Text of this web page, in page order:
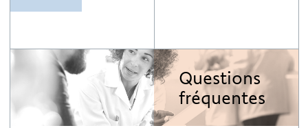
Questions
fréquentes